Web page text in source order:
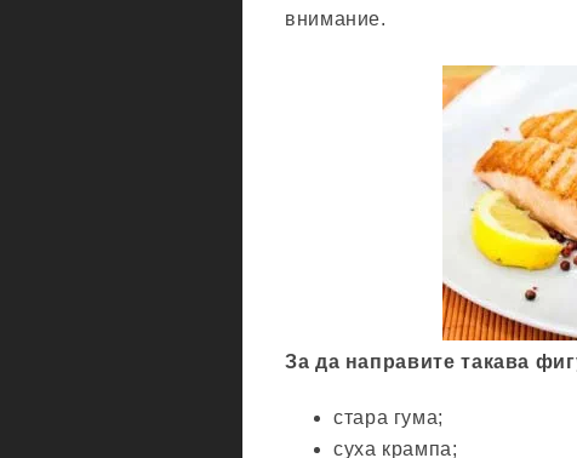
внимание.
За да направите такава
стара гума;
суха крампа;